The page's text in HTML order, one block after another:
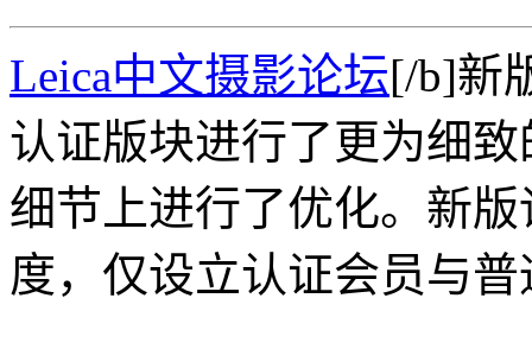
Leica中文摄影论坛[/b]新
认证版块进行了更为细
细节上进行了优化。新
度，仅设立认证会员与